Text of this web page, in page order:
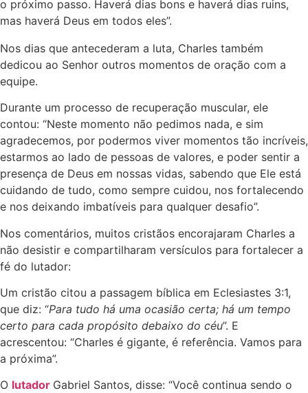
o próximo passo. Haverá dias bons e haverá dias ruins,
mas haverá Deus em todos eles”.
Nos dias que antecederam a luta, Charles também
dedicou ao Senhor outros momentos de oração com a
equipe.
Durante um processo de recuperação muscular, ele
contou: “Neste momento não pedimos nada, e sim
agradecemos, por podermos viver momentos tão incríveis,
estarmos ao lado de pessoas de valores, e poder sentir a
presença de Deus em nossas vidas, sabendo que Ele está
cuidando de tudo, como sempre cuidou, nos fortalecendo
e nos deixando imbatíveis para qualquer desafio”.
Nos comentários, muitos cristãos encorajaram Charles a
não desistir e compartilharam versículos para fortalecer a
fé do lutador:
Um cristão citou a passagem bíblica em ‭‭Eclesiastes‬ ‭3‬:‭1‬,
que diz: “Para tudo há uma ocasião certa; há um tempo
certo para cada propósito debaixo do céu”. E
acrescentou: “Charles é gigante, é referência. Vamos para
a próxima”.
O lutador Gabriel Santos, disse: “Você continua sendo o